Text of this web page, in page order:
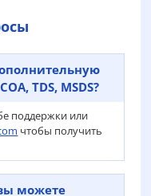
TDS, MSDS?
поддержки или
чтобы получить
можете